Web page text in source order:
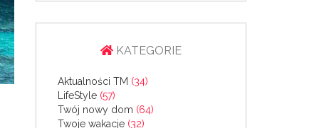
KATEGORIE
Aktualności TM (34)
LifeStyle (57)
Twój nowy dom (64)
Twoje wakacje (32)